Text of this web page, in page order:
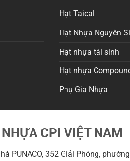
Hạt Taical
Hạt Nhựa Nguyên
Hạt nhựa tái sinh
Hạt nhựa
Phụ Gia Nhựa
CPI VIỆT NAM
PUNACO, 352 Giải Phóng,